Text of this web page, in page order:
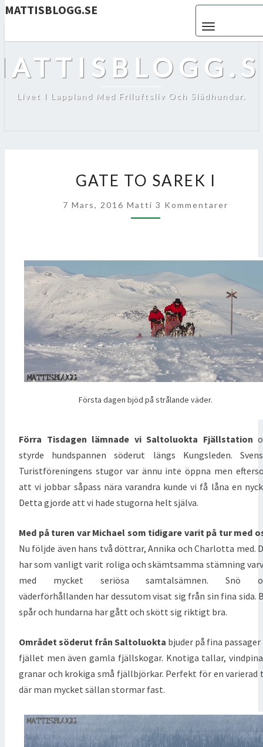
MATTISBLOGG.SE
Livet I Lappland Med Friluftsliv Och Slädhundar.
TO
GATE TO SAREK I
7 Mars, 2016 Matti Kommentarer
3 Kommentarer
Första dagen bjöd på strålande väder.
Förra Tisdagen lämnade vi Saltoluokta Fjällstation
styrde hundspannen söderut längs Kungsleden.
Turistföreningens stugor var ännu inte öppna men
att vi jobbar såpass nära varandra kunde vi få låna en
Detta gjorde att vi hade stugorna helt själva.
Med på turen var Michael som tidigare varit på tur med
Nu följde även hans två döttrar, Annika och Charlotta med.
har som vanligt varit roliga och skämtsamma stämning
med mycket seriösa samtalsämnen. Snö
väderförhållanden har dessutom visat sig från sin fina sida.
spår och hundarna har gått och skött sig riktigt bra.
Området söderut från Saltoluokta bjuder på fina passager
fjället men även gamla fjällskogar. Knotiga tallar,
granar och krokiga små fjällbjörkar. Perfekt för en varierad
där man mycket sällan stormar fast.